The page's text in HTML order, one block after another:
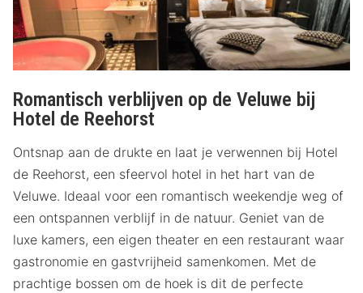
Romantisch verblijven op de Veluwe bij
Hotel de Reehorst
Ontsnap aan de drukte en laat je verwennen bij Hotel
de Reehorst, een sfeervol hotel in het hart van de
Veluwe. Ideaal voor een romantisch weekendje weg of
een ontspannen verblijf in de natuur. Geniet van de
luxe kamers, een eigen theater en een restaurant waar
gastronomie en gastvrijheid samenkomen. Met de
prachtige bossen om de hoek is dit de perfecte